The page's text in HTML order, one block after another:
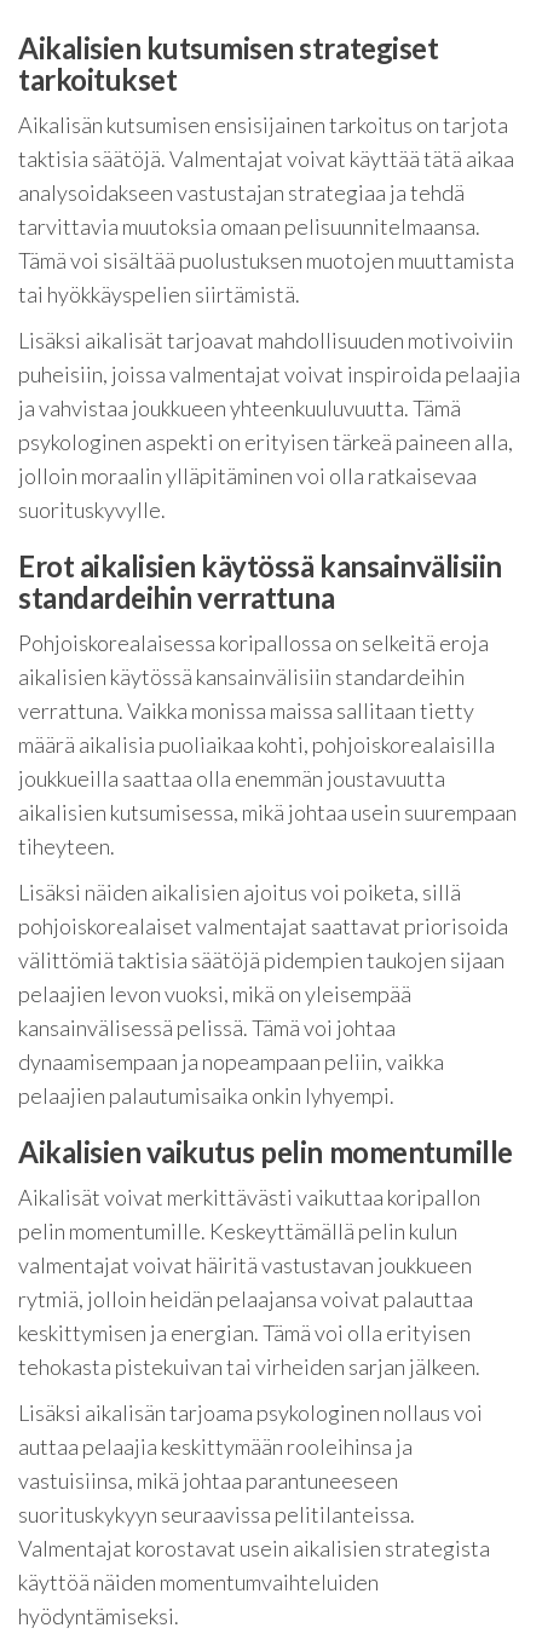
Aikalisien kutsumisen strategiset
tarkoitukset
Aikalisän kutsumisen ensisijainen tarkoitus on tarjota
taktisia säätöjä. Valmentajat voivat käyttää tätä aikaa
analysoidakseen vastustajan strategiaa ja tehdä
tarvittavia muutoksia omaan pelisuunnitelmaansa.
Tämä voi sisältää puolustuksen muotojen muuttamista
tai hyökkäyspelien siirtämistä.
Lisäksi aikalisät tarjoavat mahdollisuuden motivoiviin
puheisiin, joissa valmentajat voivat inspiroida pelaajia
ja vahvistaa joukkueen yhteenkuuluvuutta. Tämä
psykologinen aspekti on erityisen tärkeä paineen alla,
jolloin moraalin ylläpitäminen voi olla ratkaisevaa
suorituskyvylle.
Erot aikalisien käytössä kansainvälisiin
standardeihin verrattuna
Pohjoiskorealaisessa koripallossa on selkeitä eroja
aikalisien käytössä kansainvälisiin standardeihin
verrattuna. Vaikka monissa maissa sallitaan tietty
määrä aikalisia puoliaikaa kohti, pohjoiskorealaisilla
joukkueilla saattaa olla enemmän joustavuutta
aikalisien kutsumisessa, mikä johtaa usein suurempaan
tiheyteen.
Lisäksi näiden aikalisien ajoitus voi poiketa, sillä
pohjoiskorealaiset valmentajat saattavat priorisoida
välittömiä taktisia säätöjä pidempien taukojen sijaan
pelaajien levon vuoksi, mikä on yleisempää
kansainvälisessä pelissä. Tämä voi johtaa
dynaamisempaan ja nopeampaan peliin, vaikka
pelaajien palautumisaika onkin lyhyempi.
Aikalisien vaikutus pelin momentumille
Aikalisät voivat merkittävästi vaikuttaa koripallon
pelin momentumille. Keskeyttämällä pelin kulun
valmentajat voivat häiritä vastustavan joukkueen
rytmiä, jolloin heidän pelaajansa voivat palauttaa
keskittymisen ja energian. Tämä voi olla erityisen
tehokasta pistekuivan tai virheiden sarjan jälkeen.
Lisäksi aikalisän tarjoama psykologinen nollaus voi
auttaa pelaajia keskittymään rooleihinsa ja
vastuisiinsa, mikä johtaa parantuneeseen
suorituskykyyn seuraavissa pelitilanteissa.
Valmentajat korostavat usein aikalisien strategista
käyttöä näiden momentumvaihteluiden
hyödyntämiseksi.